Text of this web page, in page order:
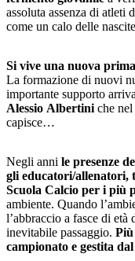
assoluta assenza di atleti
come un calo delle
Si vive una nuova
La formazione di nuovi
importante supporto
Alessio Albertini che
capisce…
Negli anni le presenze
gli educatori/allenatori,
Scuola Calcio per i più
ambiente. Quando
l’abbraccio a fasce di età
inevitabile passaggio.
campionato e gestita